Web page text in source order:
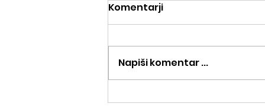
Tekaška delavnica,
Komentarji
Napiši komentar ...